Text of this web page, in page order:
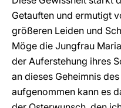
Getauften und ermutigt
größeren Leiden und
Möge die Jungfrau
der Auferstehung ihres
an dieses Geheimnis
aufgenommen kann es